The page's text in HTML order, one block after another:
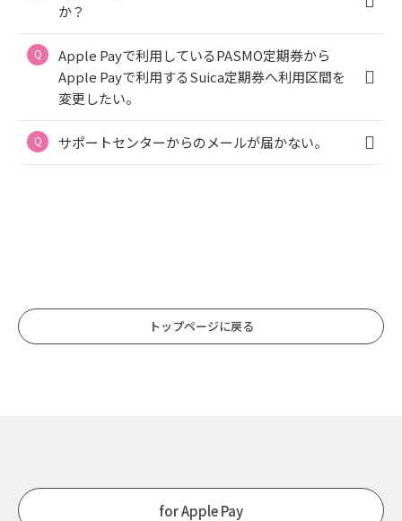
か？
Apple Payで利用しているPASMO定期券から
Apple Payで利用するSuica定期券へ利用区間を
変更したい。
サポートセンターからのメールが届かない。
トップページに戻る
for Apple Pay